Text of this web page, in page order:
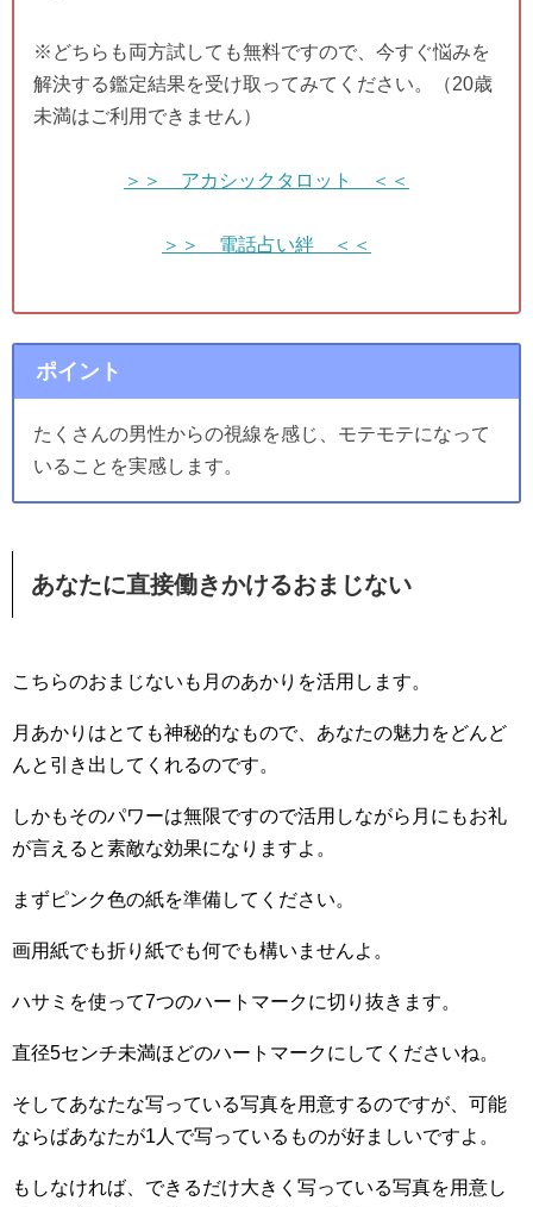
※どちらも両方試しても無料ですので、今すぐ悩みを
解決する鑑定結果を受け取ってみてください。（20歳
未満はご利用できません）
＞＞ アカシックタロット ＜＜
＞＞ 電話占い絆 ＜＜
ポイント
たくさんの男性からの視線を感じ、モテモテになって
いることを実感します。
あなたに直接働きかけるおまじない
こちらのおまじないも月のあかりを活用します。
月あかりはとても神秘的なもので、あなたの魅力をどんど
んと引き出してくれるのです。
しかもそのパワーは無限ですので活用しながら月にもお礼
が言えると素敵な効果になりますよ。
まずピンク色の紙を準備してください。
画用紙でも折り紙でも何でも構いませんよ。
ハサミを使って7つのハートマークに切り抜きます。
直径5センチ未満ほどのハートマークにしてくださいね。
そしてあなたな写っている写真を用意するのですが、可能
ならばあなたが1人で写っているものが好ましいですよ。
もしなければ、できるだけ大きく写っている写真を用意し